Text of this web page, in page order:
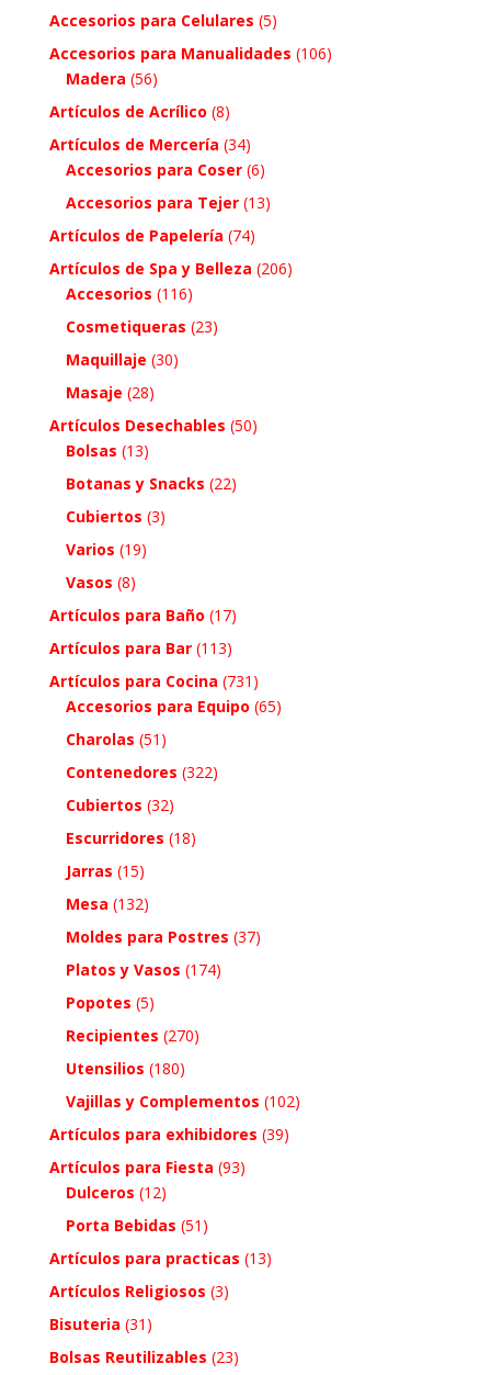
Accesorios para Celulares (5)
Accesorios para Manualidades (106)
Madera (56)
Artículos de Acrílico (8)
Artículos de Mercería (34)
Accesorios para Coser (6)
Accesorios para Tejer (13)
Artículos de Papelería (74)
Artículos de Spa y Belleza (206)
Accesorios (116)
Cosmetiqueras (23)
Maquillaje (30)
Masaje (28)
Artículos Desechables (50)
Bolsas (13)
Botanas y Snacks (22)
Cubiertos (3)
Varios (19)
Vasos (8)
Artículos para Baño (17)
Artículos para Bar (113)
Artículos para Cocina (731)
Accesorios para Equipo (65)
Charolas (51)
Contenedores (322)
Cubiertos (32)
Escurridores (18)
Jarras (15)
Mesa (132)
Moldes para Postres (37)
Platos y Vasos (174)
Popotes (5)
Recipientes (270)
Utensilios (180)
Vajillas y Complementos (102)
Artículos para exhibidores (39)
Artículos para Fiesta (93)
Dulceros (12)
Porta Bebidas (51)
Artículos para practicas (13)
Artículos Religiosos (3)
Bisuteria (31)
Bolsas Reutilizables (23)